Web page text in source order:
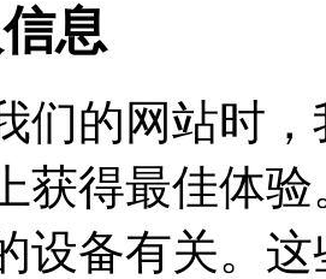
息
们的网站时
得最佳体验
设备有关。